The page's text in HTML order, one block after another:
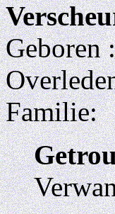
Geboren
Familie: